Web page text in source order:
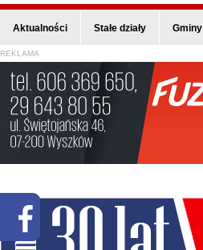
Aktualności Stałe działy Gminy
REKLAMA